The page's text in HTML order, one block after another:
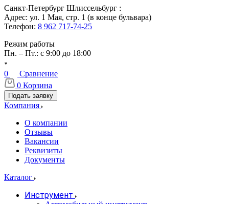
Санкт-Петербург Шлиссельбург :
Адрес: ул. 1 Мая, стр. 1 (в конце бульвара)
Телефон: 8 962 717-74-25
Режим работы
Пн. – Пт.: с 9:00 до 18:00
0
Сравнение
0 Корзина
Подать заявку
Компания
О компании
Отзывы
Вакансии
Реквизиты
Документы
Каталог
Инструмент